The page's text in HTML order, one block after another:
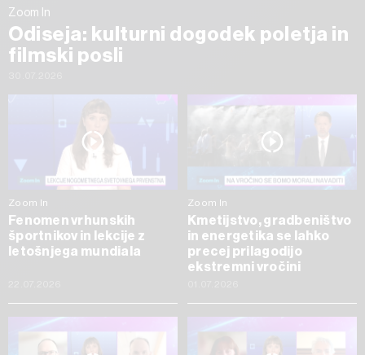
Zoom In
Odiseja: kulturni dogodek poletja in
filmski posli
Zoom In
Fenomen vrhunskih
športnikov in lekcije z
letošnjega mundiala
Zoom In
Kmetijstvo, gradbeništvo
in energetika se lahko
precej prilagodijo
ekstremni vročini